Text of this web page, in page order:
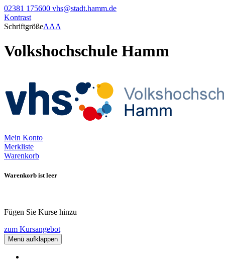
02381 175600 vhs@stadt.hamm.de
Kontrast
SchriftgrößeAAA
Volkshochschule Hamm
Mein Konto
Merkliste
Warenkorb
Warenkorb ist leer
Fügen Sie Kurse hinzu
zum Kursangebot
Menü aufklappen